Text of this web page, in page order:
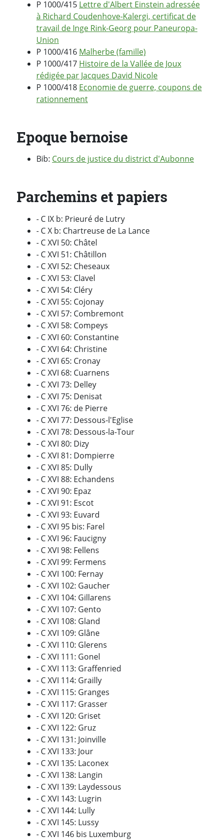
P 1000/415 Lettre d'Albert Einstein adressée
à Richard Coudenhove-Kalergi, certificat de
travail de Inge Rink-Georg pour Paneuropa-
Union
P 1000/416 Malherbe (famille)
P 1000/417 Histoire de la Vallée de Joux
rédigée par Jacques David Nicole
P 1000/418 Economie de guerre, coupons de
rationnement
Epoque bernoise
Bib: Cours de justice du district d'Aubonne
Parchemins et papiers
- C IX b: Prieuré de Lutry
- C X b: Chartreuse de La Lance
- C XVI 50: Châtel
- C XVI 51: Châtillon
- C XVI 52: Cheseaux
- C XVI 53: Clavel
- C XVI 54: Cléry
- C XVI 55: Cojonay
- C XVI 57: Combremont
- C XVI 58: Compeys
- C XVI 60: Constantine
- C XVI 64: Christine
- C XVI 65: Cronay
- C XVI 68: Cuarnens
- C XVI 73: Delley
- C XVI 75: Denisat
- C XVI 76: de Pierre
- C XVI 77: Dessous-l'Eglise
- C XVI 78: Dessous-la-Tour
- C XVI 80: Dizy
- C XVI 81: Dompierre
- C XVI 85: Dully
- C XVI 88: Echandens
- C XVI 90: Epaz
- C XVI 91: Escot
- C XVI 93: Euvard
- C XVI 95 bis: Farel
- C XVI 96: Faucigny
- C XVI 98: Fellens
- C XVI 99: Fermens
- C XVI 100: Fernay
- C XVI 102: Gaucher
- C XVI 104: Gillarens
- C XVI 107: Gento
- C XVI 108: Gland
- C XVI 109: Glâne
- C XVI 110: Glerens
- C XVI 111: Gonel
- C XVI 113: Graffenried
- C XVI 114: Grailly
- C XVI 115: Granges
- C XVI 117: Grasser
- C XVI 120: Griset
- C XVI 122: Gruz
- C XVI 131: Joinville
- C XVI 133: Jour
- C XVI 135: Laconex
- C XVI 138: Langin
- C XVI 139: Laydessous
- C XVI 143: Lugrin
- C XVI 144: Lully
- C XVI 145: Lussy
- C XVI 146 bis Luxemburg